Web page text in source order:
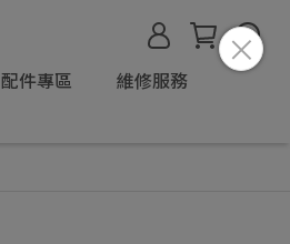
配件專區
維修服務